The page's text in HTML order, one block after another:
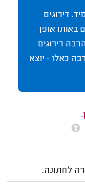
דירוגים
באותו אופן
דירוגים
כאלו - יוצא
לחתונה.